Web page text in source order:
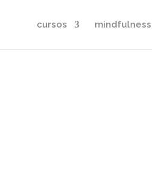
cursos mindfulness